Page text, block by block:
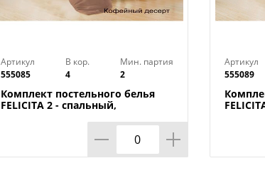
Коллекция:
Тип,состав ткани: бязь
Размер пододеяльника:
Размер простыни: 180
Размер наволочки: 70
Бренд: ТМ Эльф
Страна-изготовитель:
Артикул
555085
В кор.
4
Мин. партия
2
Комплект постельного белья
FELICITA 2 - спальный,
Артикул
555089